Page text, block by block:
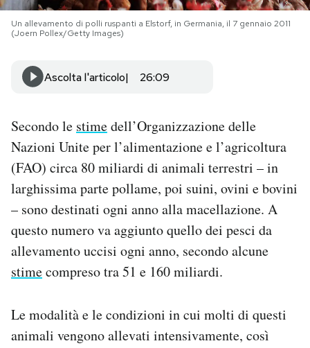
SHOP
Area Personale
Newsletter
Notifiche mobile
Regala il Post
Hai bisogno di aiuto?
Un allevamento di polli ruspanti a Elstorf, in Germania, il 7 gennaio 2011
(Joern Pollex/Getty Images)
Ascolta l'articolo 26:09
Secondo le stimedell’Organizzazione delle
Nazioni Unite per l’alimentazione e l’agricoltura
(FAO) circa 80 miliardi di animali terrestri – in
larghissima parte pollame, poi suini, ovini e bovini
– sono destinati ogni anno alla macellazione. A
questo numero va aggiunto quello dei pesci da
allevamento uccisi ogni anno, secondo alcune
stimecompreso tra 51 e 160 miliardi.
Le modalità e le condizioni in cui molti di questi
animali vengono allevati intensivamente, così